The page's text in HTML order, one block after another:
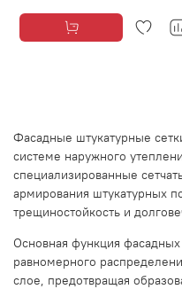
Фасадные штукатурные
системе наружного
специализированные
армирования штукатурных
трещиностойкость и
Основная функция
равномерного
слое, предотвращая